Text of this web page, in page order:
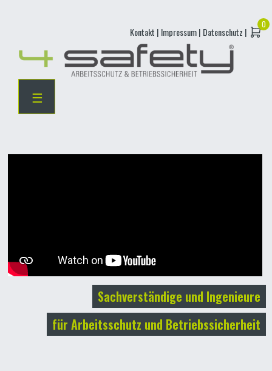
content
Kontakt | Impressum | Datenschutz |
☰
für Arbeitsschutz und Betriebssicherheit
Sachverständige und Ingenieure